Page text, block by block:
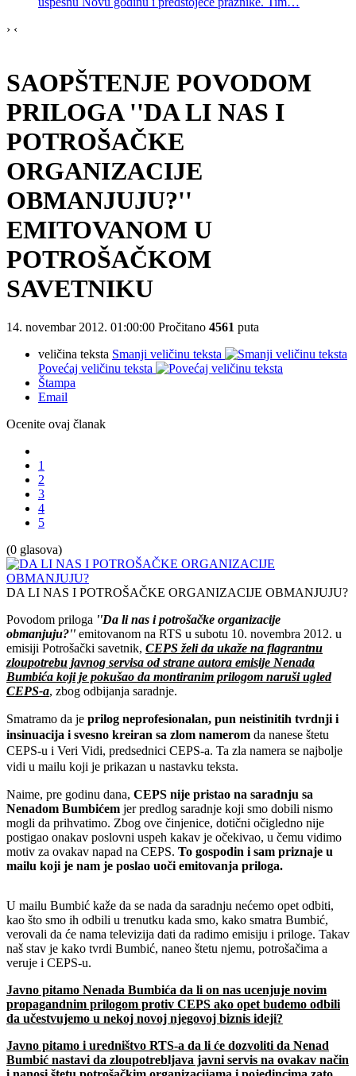
› ‹
SAOPŠTENJE POVODOM
PRILOGA ''DA LI NAS I
POTROŠAČKE
ORGANIZACIJE
OBMANJUJU?''
EMITOVANOM U
POTROŠAČKOM
SAVETNIKU
14. novembar 2012. 01:00:00 Pročitano 4561 puta
veličina teksta Smanji veličinu teksta
Povećaj veličinu teksta
Štampa
Email
Ocenite ovaj članak
1
2
3
4
5
(0 glasova)
DA LI NAS I POTROŠAČKE ORGANIZACIJE OBMANJUJU?
Povodom priloga ''Da li nas i potrošačke organizacije
obmanjuju?'' emitovanom na RTS u subotu 10. novembra 2012. u
emisiji Potrošački savetnik, CEPS želi da ukaže na flagrantnu
zloupotrebu javnog servisa od strane autora emisije Nenada
Bumbića koji je pokušao da montiranim prilogom naruši ugled
CEPS-a, zbog odbijanja saradnje.
Smatramo da je prilog neprofesionalan, pun neistinitih tvrdnji i
insinuacija i svesno kreiran sa zlom namerom da nanese štetu
CEPS-u i Veri Vidi, predsednici CEPS-a. Ta zla namera se najbolje
vidi u mailu koji je prikazan u nastavku teksta.
Naime, pre godinu dana, CEPS nije pristao na saradnju sa
Nenadom Bumbićem jer predlog saradnje koji smo dobili nismo
mogli da prihvatimo. Zbog ove činjenice, dotični očigledno nije
postigao onakav poslovni uspeh kakav je očekivao, u čemu vidimo
motiv za ovakav napad na CEPS. To gospodin i sam priznaje u
mailu koji je nam je poslao uoči emitovanja priloga.
U mailu Bumbić kaže da se nada da saradnju nećemo opet odbiti,
kao što smo ih odbili u trenutku kada smo, kako smatra Bumbić,
verovali da će nama televizija dati da radimo emisiju i priloge. Takav
naš stav je kako tvrdi Bumbić, naneo štetu njemu, potrošačima a
veruje i CEPS-u.
Javno pitamo Nenada Bumbića da li on nas ucenjuje novim
propagandnim prilogom protiv CEPS ako opet budemo odbili
da učestvujemo u nekoj novoj njegovoj biznis ideji?
Javno pitamo i uredništvo RTS-a da li će dozvoliti da Nenad
Bumbić nastavi da zloupotrebljava javni servis na ovakav način